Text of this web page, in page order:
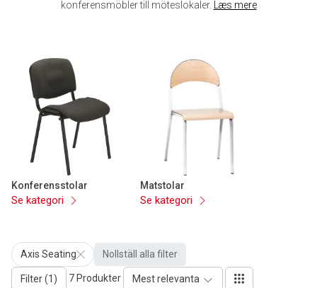
konferensmöbler till möteslokaler.
Læs mere
Konferensstolar
Se kategori
Matstolar
Se kategori
Axis Seating Nollställ alla filter
Filter (1) 7 Produkter Mest relevanta